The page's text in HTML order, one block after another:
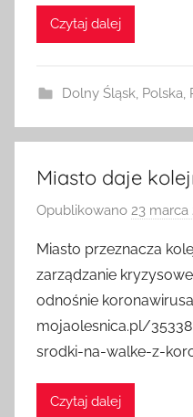
Czytaj dalej
Dolny Śląsk, Polska,
Miasto daje
Opublikowano 23 marca
Miasto przeznacza
zarządzanie
odnośnie
mojaolesnica.pl/
srodki-na-walke-z-
Czytaj dalej